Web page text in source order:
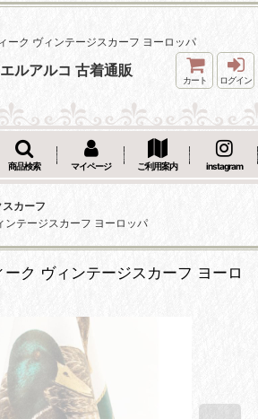
ーク ヴィンテージスカーフ ヨーロッパ
エルアルコ 古着通販
カート ログイン
商品検索 マイページ ご利用案内 instagram
カーフ
ンテージスカーフ ヨーロッパ
ク ヴィンテージスカーフ ヨーロ